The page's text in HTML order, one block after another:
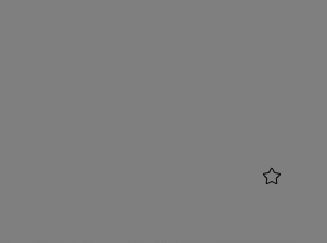
favorite